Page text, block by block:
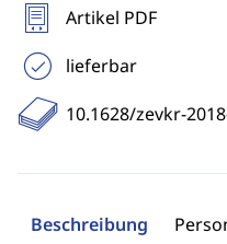
Artikel PDF
lieferbar
10.1628/zevkr-
Beschreibung